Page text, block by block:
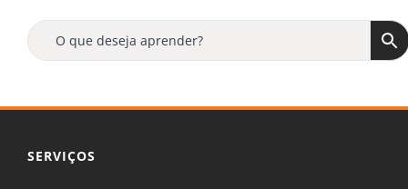
SERVIÇOS